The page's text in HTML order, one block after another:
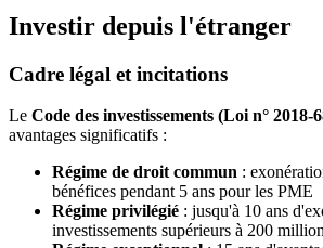
Investir depuis l'étranger
Cadre légal et incitations
Le Code des investissements (Loi n° 2018-
avantages significatifs :
Régime de droit commun :
bénéfices pendant 5 ans pour les PME
Régime privilégié : jusqu'à 10 ans
investissements supérieurs à 200